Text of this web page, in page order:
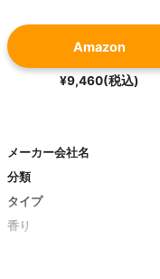
Amazon
¥9,460(税込)
メーカー会社名
分類
タイプ
香り